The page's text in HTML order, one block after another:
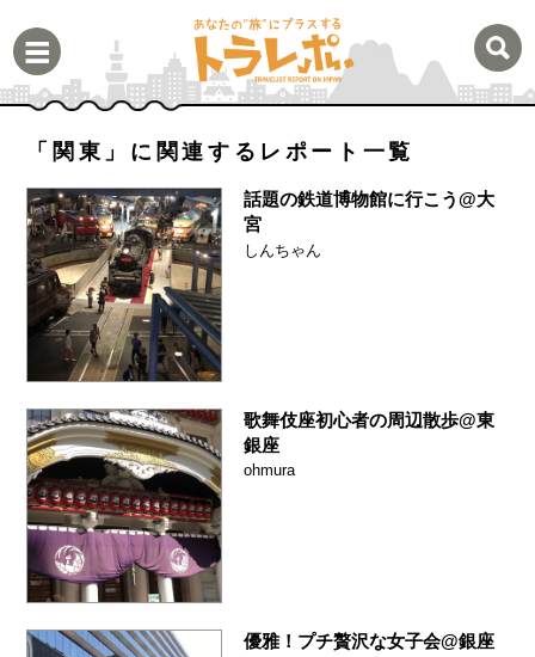
「関東」に関連するレポート一覧
話題の鉄道博物館に行こう@大
宮
しんちゃん
歌舞伎座初心者の周辺散歩@東
銀座
ohmura
優雅！プチ贅沢な女子会@銀座